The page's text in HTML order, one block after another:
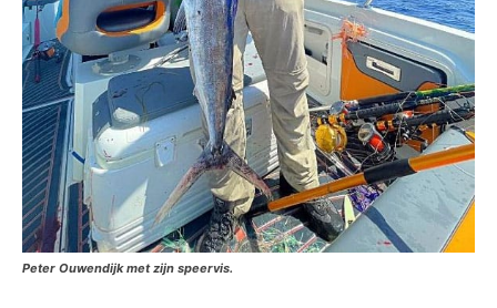
Peter Ouwendijk met zijn speervis.